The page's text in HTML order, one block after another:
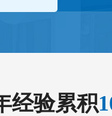
经验累积